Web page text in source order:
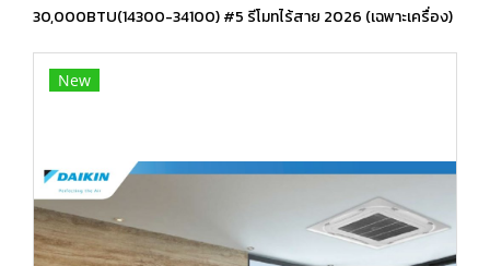
30,000BTU(14300-34100) #5 รีโมทไร้สาย 2026 (เฉพาะเครื่อง)
New